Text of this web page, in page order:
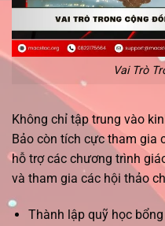
Vai Trò
Không chỉ tập trung vào
Bảo còn tích cực tham gia
hỗ trợ các chương trình
và tham gia các hội thảo
Thành lập quỹ học